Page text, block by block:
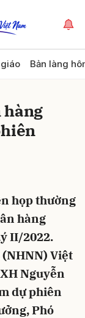
Bản làng
hàng
họp thường
hàng
II/2022.
Việt
Nguyễn
dự phiên
Phó